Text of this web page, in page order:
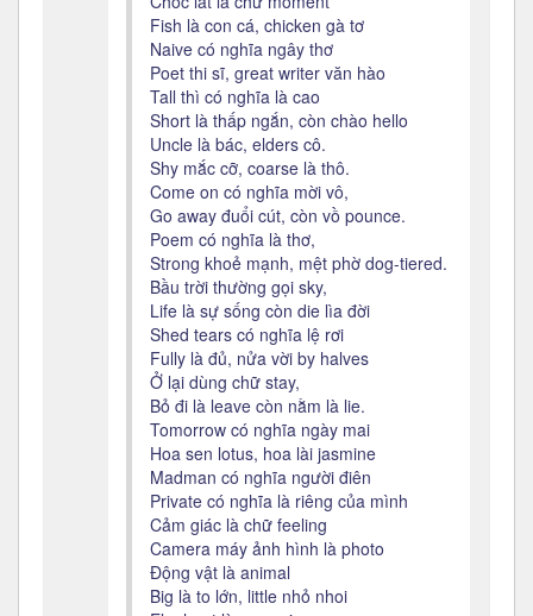
Fish là con cá, chicken gà tơ
Naive có nghĩa ngây thơ
Poet thi sĩ, great writer văn hào
Tall thì có nghĩa là cao
Short là thấp ngắn, còn chào hello
Uncle là bác, elders cô.
Shy mắc cỡ, coarse là thô.
Come on có nghĩa mời vô,
Go away đuổi cút, còn vồ pounce.
Poem có nghĩa là thơ,
Strong khoẻ mạnh, mệt phờ dog-tiered.
Bầu trời thường gọi sky,
Life là sự sống còn die lìa đời
Shed tears có nghĩa lệ rơi
Fully là đủ, nửa vời by halves
Ở lại dùng chữ stay,
Bỏ đi là leave còn nằm là lie.
Tomorrow có nghĩa ngày mai
Hoa sen lotus, hoa lài jasmine
Madman có nghĩa người điên
Private có nghĩa là riêng của mình
Cảm giác là chữ feeling
Camera máy ảnh hình là photo
Động vật là animal
Big là to lớn, little nhỏ nhoi